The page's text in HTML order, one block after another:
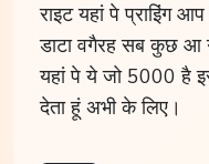
राइट यहां पे प्राइिंग
डाटा वगैरह सब कुछ आ
यहां पे ये जो 5000 है
देता हूं अभी के लिए।